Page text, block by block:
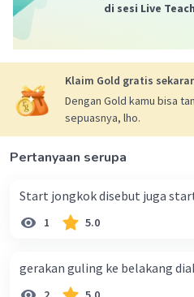
di sesi Live
Klaim Gold gratis
Dengan Gold kamu bisa
sepuasnya, lho.
Pertanyaan serupa
Start jongkok disebut juga
1 5.0
gerakan guling ke belakang